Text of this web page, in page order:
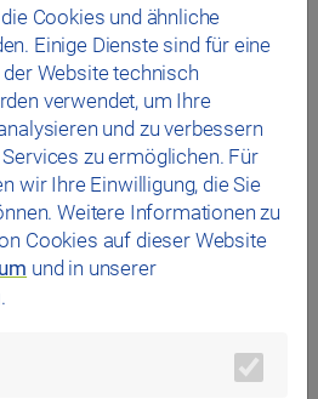
sein, dass Sie grobe
vermeiden oder ggf. selbst
wir Ihnen die Gebühren für die
Rechnung stellen.
Cookies und ähnliche
Einige Dienste sind für eine
Website technisch
verwendet, um Ihre
und zu verbessern
zu ermöglichen. Für
wir Ihre Einwilligung, die Sie
Weitere Informationen zu
Cookies auf dieser Website
und in unserer
.